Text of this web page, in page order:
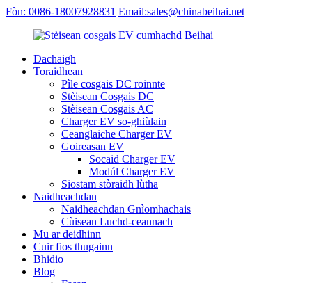
Fòn: 0086-18007928831 Email:sales@chinabeihai.net
Dachaigh
Toraidhean
Pìle cosgais DC roinnte
Stèisean Cosgais DC
Stèisean Cosgais AC
Charger EV so-ghiùlain
Ceanglaiche Charger EV
Goireasan EV
Socaid Charger EV
Modúl Charger EV
Siostam stòraidh lùtha
Naidheachdan
Naidheachdan Gnìomhachais
Cùisean Luchd-ceannach
Mu ar deidhinn
Cuir fios thugainn
Bhidio
Blog